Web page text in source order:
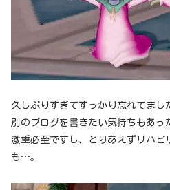
久しぶりすぎてすっかり忘れてまし
別のブログを書きたい気持ちもあっ
激重必至ですし、とりあえずリハビ
も…。